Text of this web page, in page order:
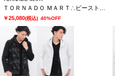
ＴＯＲＮＡＤＯ ＭＡＲＴ∴ビーストヘアーモールニットコンビフーディーＢＬ
￥25,080(税込) 40%OFF